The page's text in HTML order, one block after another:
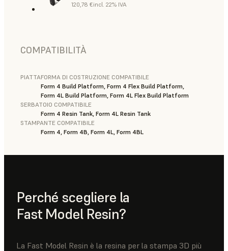
120,78 €incl. 22% IVA
COMPATIBILITÀ
PIATTAFORMA DI COSTRUZIONE COMPATIBILE
Form 4 Build Platform, Form 4 Flex Build Platform,
Form 4L Build Platform, Form 4L Flex Build Platform
SERBATOIO COMPATIBILE
Form 4 Resin Tank, Form 4L Resin Tank
STAMPANTE COMPATIBILE
Form 4, Form 4B, Form 4L, Form 4BL
Perché scegliere la
Fast Model Resin?
La Fast Model Resin è la resina per la stampa 3D più